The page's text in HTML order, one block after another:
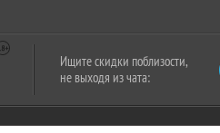
Ищите скидки поблизости,
не выходя из чата: